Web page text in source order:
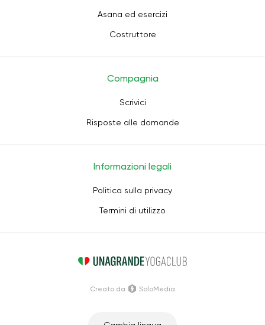
Asana ed esercizi
Costruttore
Compagnia
Scrivici
Risposte alle domande
Informazioni legali
Politica sulla privacy
Termini di utilizzo
Creato da SoloMedia